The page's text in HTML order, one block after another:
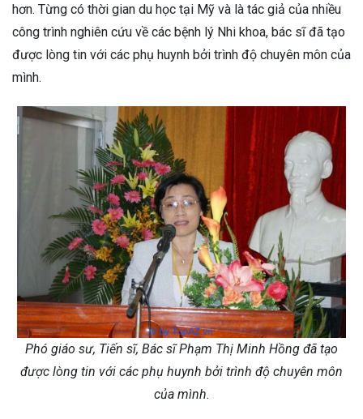
hơn. Từng có thời gian du học tại Mỹ và là tác giả của nhiều
công trình nghiên cứu về các bệnh lý Nhi khoa, bác sĩ đã tạo
được lòng tin với các phụ huynh bởi trình độ chuyên môn của
mình.
Phó giáo sư, Tiến sĩ, Bác sĩ Phạm Thị Minh Hồng đã tạo
được lòng tin với các phụ huynh bởi trình độ chuyên môn
của mình.